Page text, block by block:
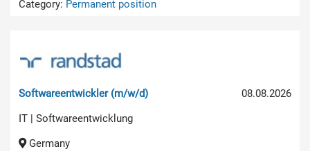
Category: Permanent position
08.08.2026
Softwareentwickler (m/w/d)
IT | Softwareentwicklung
Germany